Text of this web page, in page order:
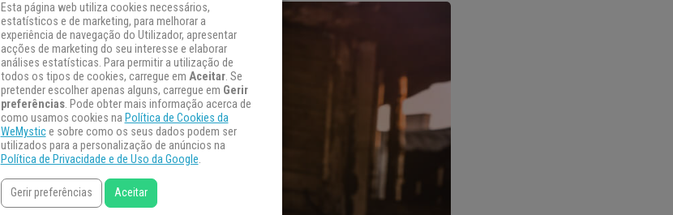
Esta página web utiliza cookies necessários,
estatísticos e de marketing, para melhorar a
experiência de navegação do Utilizador, apresentar
acções de marketing do seu interesse e elaborar
análises estatísticas. Para permitir a utilização de
todos os tipos de cookies, carregue em Aceitar. Se
pretender escolher apenas alguns, carregue em Gerir
preferências. Pode obter mais informação acerca de
como usamos cookies na Política de Cookies da
WeMystice sobre como os seus dados podem ser
utilizados para a personalização de anúncios na
Política de Privacidade e de Uso da Google.
Gerir preferências Aceitar